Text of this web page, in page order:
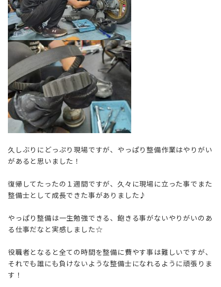
久しぶりにどっぷり現場ですが、やっぱり整備作業はやりがい
があると思いました！
復帰してたったの１週間ですが、久々に現場に立った事でまた
整備士として成長できた事がありました♪
やっぱり整備は一生勉強できる、飽きる事がないやりがいのあ
る仕事だなと実感しました☆
役職者となると全ての時間を整備に費やす事は難しいですが、
それでも誰にも負けないような整備士になれるように頑張りま
す！